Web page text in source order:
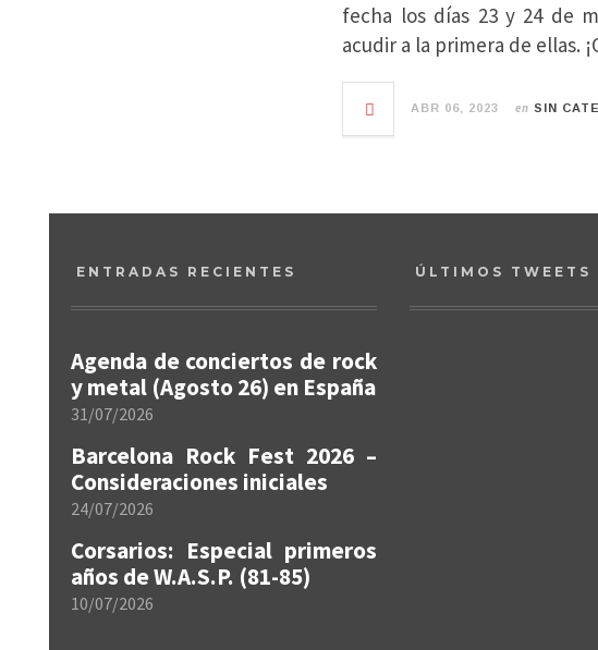
fecha los días 23 y 24 de
acudir a la primera de ellas.
ABR 06, 2023 en SIN
ENTRADAS RECIENTES
Agenda de conciertos de rock
y metal (Agosto 26) en España
31/07/2026
Barcelona Rock Fest 2026 –
Consideraciones iniciales
24/07/2026
Corsarios: Especial primeros
años de W.A.S.P. (81-85)
10/07/2026
ÚLTIMOS TWEETS